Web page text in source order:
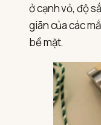
ở cạnh vỏ, độ
giãn của các
bề mặt.